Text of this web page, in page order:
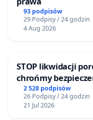
93 podpisów
29 Podpisy / 24 godzin
4 Aug 2026
STOP likwidacji
chrońmy
2 528 podpisów
26 Podpisy / 24 godzin
21 Jul 2026